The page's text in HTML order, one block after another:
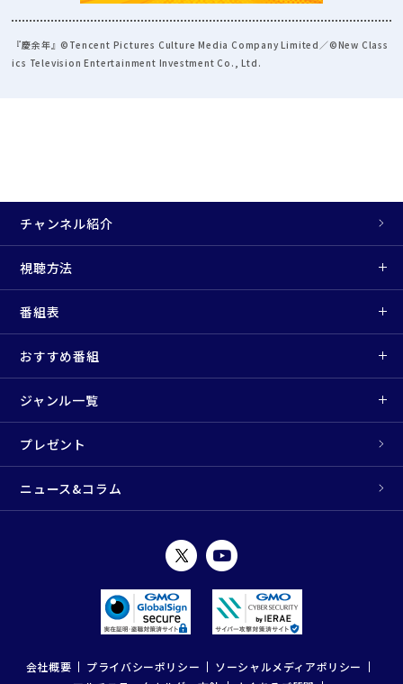
『慶余年』©Tencent Pictures Culture Media Company Limited／©New Class
ics Television Entertainment Investment Co., Ltd.
チャンネル紹介
視聴方法
番組表
おすすめ番組
ジャンル一覧
プレゼント
ニュース&コラム
会社概要 プライバシーポリシー
ソーシャルメディアポリシー